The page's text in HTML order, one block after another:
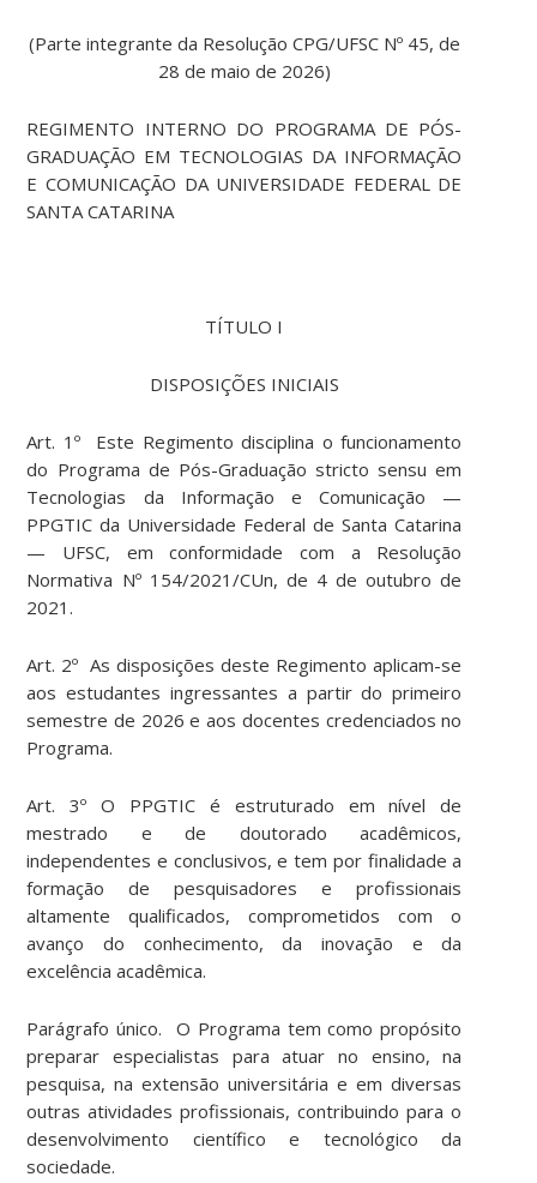
(Parte integrante da Resolução CPG/UFSC Nº 45, de
28 de maio de 2026)
REGIMENTO INTERNO DO PROGRAMA DE PÓS-
GRADUAÇÃO EM TECNOLOGIAS DA INFORMAÇÃO
E COMUNICAÇÃO DA UNIVERSIDADE FEDERAL DE
SANTA CATARINA
TÍTULO I
DISPOSIÇÕES INICIAIS
Art. 1º Este Regimento disciplina o funcionamento
do Programa de Pós-Graduação stricto sensu em
Tecnologias da Informação e Comunicação —
PPGTIC da Universidade Federal de Santa Catarina
— UFSC, em conformidade com a Resolução
Normativa Nº 154/2021/CUn, de 4 de outubro de
2021.
Art. 2º As disposições deste Regimento aplicam-se
aos estudantes ingressantes a partir do primeiro
semestre de 2026 e aos docentes credenciados no
Programa.
Art. 3º O PPGTIC é estruturado em nível de
mestrado e de doutorado acadêmicos,
independentes e conclusivos, e tem por finalidade a
formação de pesquisadores e profissionais
altamente qualificados, comprometidos com o
avanço do conhecimento, da inovação e da
excelência acadêmica.
Parágrafo único. O Programa tem como propósito
preparar especialistas para atuar no ensino, na
pesquisa, na extensão universitária e em diversas
outras atividades profissionais, contribuindo para o
desenvolvimento científico e tecnológico da
sociedade.